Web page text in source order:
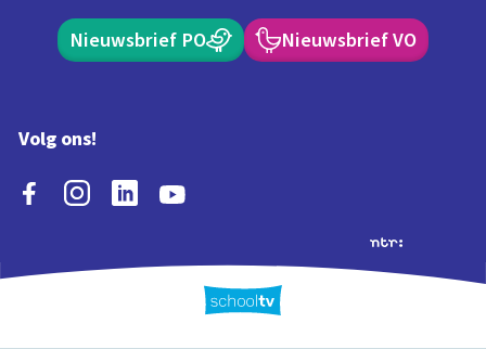
Nieuwsbrief PO Nieuwsbrief VO
Volg ons!